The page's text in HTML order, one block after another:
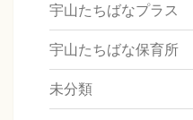
宇山たちばなプラス
宇山たちばな保育所
未分類